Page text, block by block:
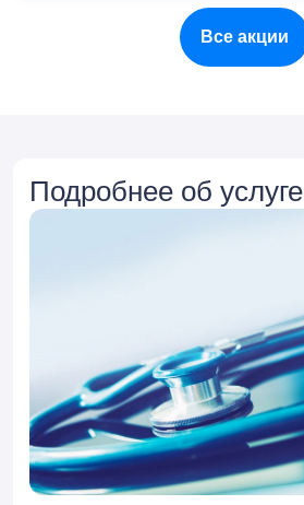
Все акции
Подробнее об услуге